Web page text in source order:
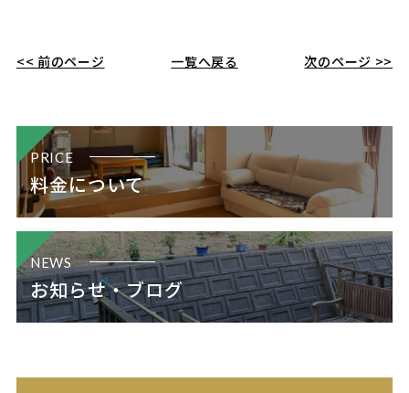
<< 前のページ 一覧へ戻る 次のページ >>
PRICE
料金について
NEWS
お知らせ・ブログ